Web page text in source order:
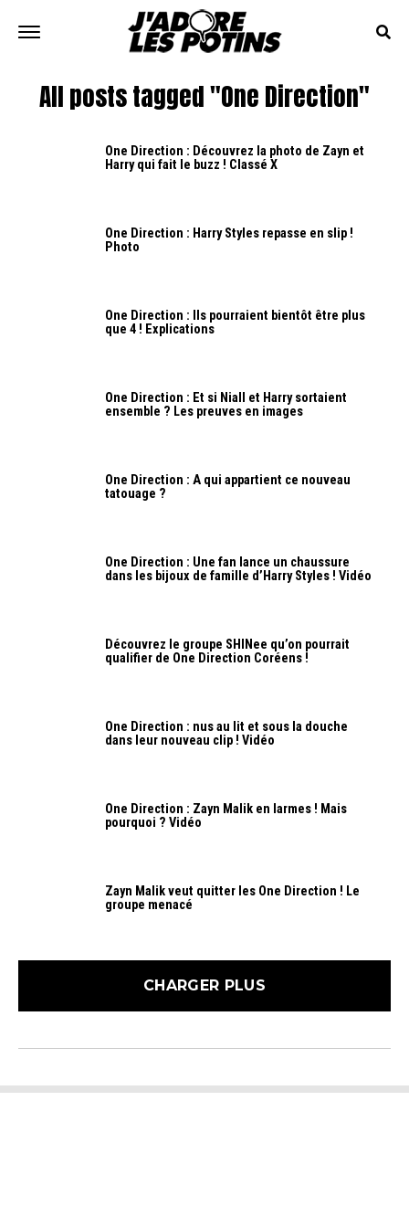
All posts tagged "One Direction"
One Direction : Découvrez la photo de Zayn et
Harry qui fait le buzz ! Classé X
One Direction : Harry Styles repasse en slip !
Photo
One Direction : Ils pourraient bientôt être plus
que 4 ! Explications
One Direction : Et si Niall et Harry sortaient
ensemble ? Les preuves en images
One Direction : A qui appartient ce nouveau
tatouage ?
One Direction : Une fan lance un chaussure
dans les bijoux de famille d’Harry Styles ! Vidéo
Découvrez le groupe SHINee qu’on pourrait
qualifier de One Direction Coréens !
One Direction : nus au lit et sous la douche
dans leur nouveau clip ! Vidéo
One Direction : Zayn Malik en larmes ! Mais
pourquoi ? Vidéo
Zayn Malik veut quitter les One Direction ! Le
groupe menacé
CHARGER PLUS